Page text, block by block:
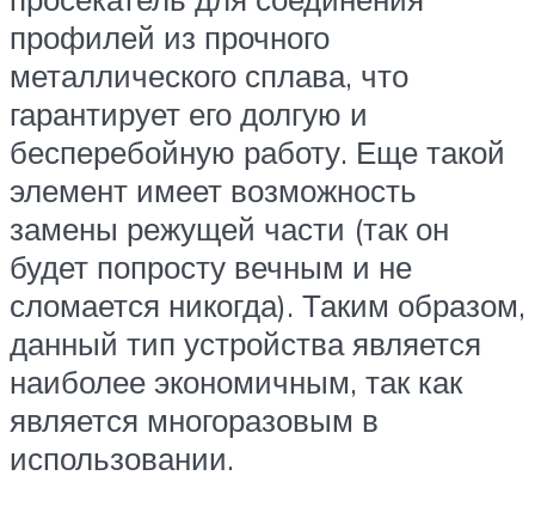
профилей из прочного
металлического сплава, что
гарантирует его долгую и
бесперебойную работу. Еще такой
элемент имеет возможность
замены режущей части (так он
будет попросту вечным и не
сломается никогда). Таким образом,
данный тип устройства является
наиболее экономичным, так как
является многоразовым в
использовании.